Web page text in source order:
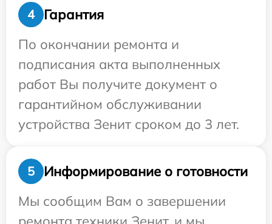
4
Гарантия
По окончании ремонта и
подписания акта выполненных
работ Вы получите документ о
гарантийном обслуживании
устройства Зенит сроком до 3 лет.
5
Информирование о готовности
Мы сообщим Вам о завершении